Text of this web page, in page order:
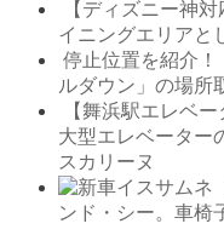
【ディズニー神
イニングエリアと
停止位置を紹介
ルダウン」の場所
【舞浜駅エレベ
大型エレベーター
スカリーヌ
ンド・シー。車椅